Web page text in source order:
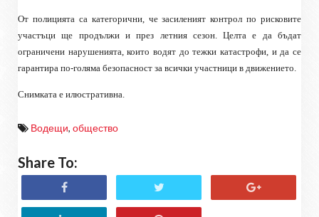
От полицията са категорични, че засиленият контрол по рисковите
участъци ще продължи и през летния сезон. Целта е да бъдат
ограничени нарушенията, които водят до тежки катастрофи, и да се
гарантира по-голяма безопасност за всички участници в движението.
Снимката е илюстративна.
Водещи, общество
Share To: